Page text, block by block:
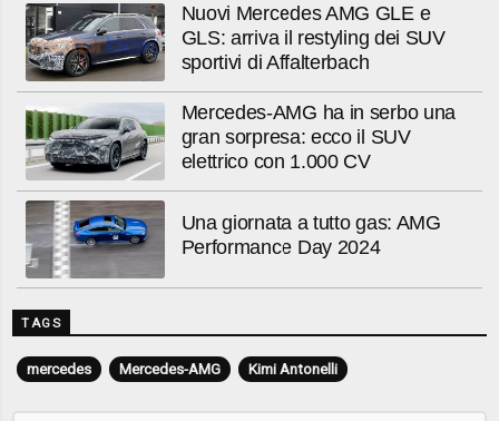
Nuovi Mercedes AMG GLE e
GLS: arriva il restyling dei SUV
sportivi di Affalterbach
Mercedes-AMG ha in serbo una
gran sorpresa: ecco il SUV
elettrico con 1.000 CV
Una giornata a tutto gas: AMG
Performance Day 2024
TAGS
mercedes Mercedes-AMG Kimi Antonelli